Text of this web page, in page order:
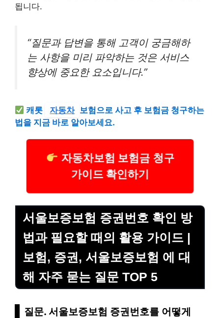
됩니다.
“질문과 답변을 통해 고객이 궁금해하
는 사항을 미리 파악하는 것은 서비스
향상에 중요한 요소입니다.”
캐롯 자동차 보험으로 사고 후 보험금 청구하는
법을 지금 바로 알아보세요.
자동차보험 보험금 청구
가이드 확인하기
서울보증보험 증권번호 확인 방
법과 필요할 때의 활용 가이드 |
보험, 증권, 서울보증보험 에 대
해 자주 묻는 질문 TOP 5
질문. 서울보증보험 증권번호를 어떻게